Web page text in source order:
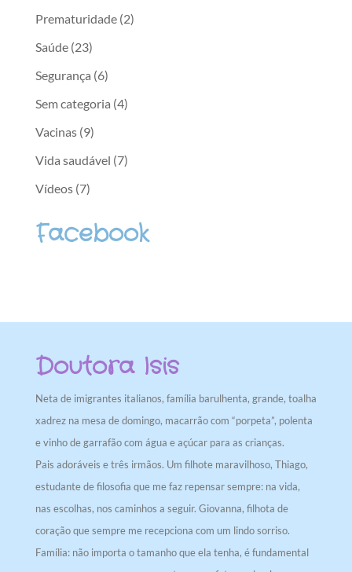
Prematuridade(2)
Saúde(23)
Segurança (6)
Sem categoria (4)
Vacinas(9)
Vida saudável (7)
Vídeos(7)
Facebook
Doutora Isis
Neta de imigrantes italianos, família barulhenta, grande, toalha
xadrez na mesa de domingo, macarrão com “porpeta”, polenta
e vinho de garrafão com água e açúcar para as crianças.
Pais adoráveis e três irmãos. Um filhote maravilhoso, Thiago,
estudante de filosofia que me faz repensar sempre: na vida,
nas escolhas, nos caminhos a seguir. Giovanna, filhota de
coração que sempre me recepciona com um lindo sorriso.
Família: não importa o tamanho que ela tenha, é fundamental